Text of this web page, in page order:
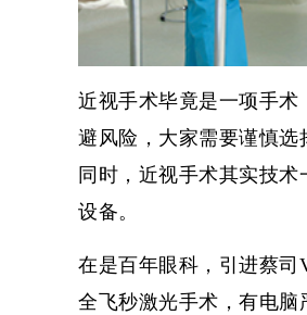
近视手术毕竟是一项手
避风险，大家需要谨慎
同时，近视手术其实技
设备。
在是百年眼科，引进蔡司
全飞秒激光手术 ，有电